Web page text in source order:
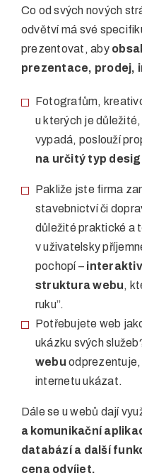
Co od svých nových
odvětví má své
prezentovat, aby
prezentace, prodej,
Fotografům,
u kterých je
vypadá, poslouží
na určitý typ
Pakliže jste firma
stavebnictví či
důležité praktické a
v uživatelsky
pochopí –
struktura webu,
ruku”.
Potřebujete web
ukázku svých
webuodprezentuje,
internetu ukázat.
Dále se u webů dají
a komunikační
databází a další
cena odvíjet.